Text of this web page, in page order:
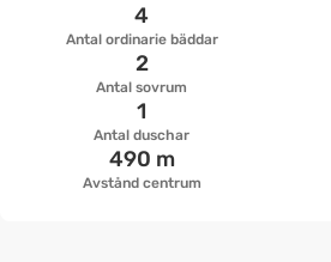
Antal ordinarie bäddar
4
Antal sovrum
2
Antal duschar
1
Avstånd centrum
490 m